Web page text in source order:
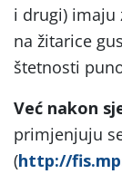
i drugi) imaju
na žitarice
štetnosti
Već nakon
primjenjuju
(http://